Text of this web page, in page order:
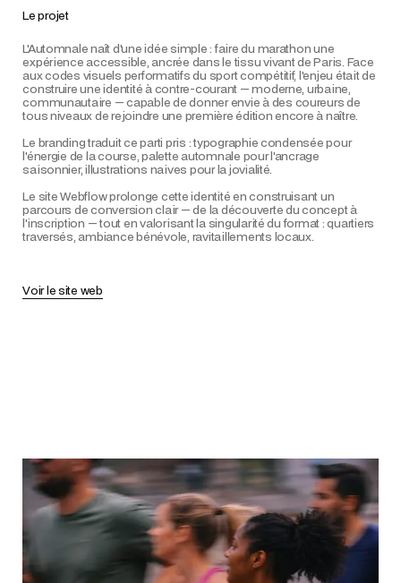
Le projet
L'Automnale naît d'une idée simple : faire du marathon une
expérience accessible, ancrée dans le tissu vivant de Paris. Face
aux codes visuels performatifs du sport compétitif, l'enjeu était de
construire une identité à contre-courant — moderne, urbaine,
communautaire — capable de donner envie à des coureurs de
tous niveaux de rejoindre une première édition encore à naître.
Le branding traduit ce parti pris : typographie condensée pour
l'énergie de la course, palette automnale pour l'ancrage
saisonnier, illustrations naives pour la jovialité.
Le site Webflow prolonge cette identité en construisant un
parcours de conversion clair — de la découverte du concept à
l'inscription — tout en valorisant la singularité du format : quartiers
traversés, ambiance bénévole, ravitaillements locaux.
Voir le site web